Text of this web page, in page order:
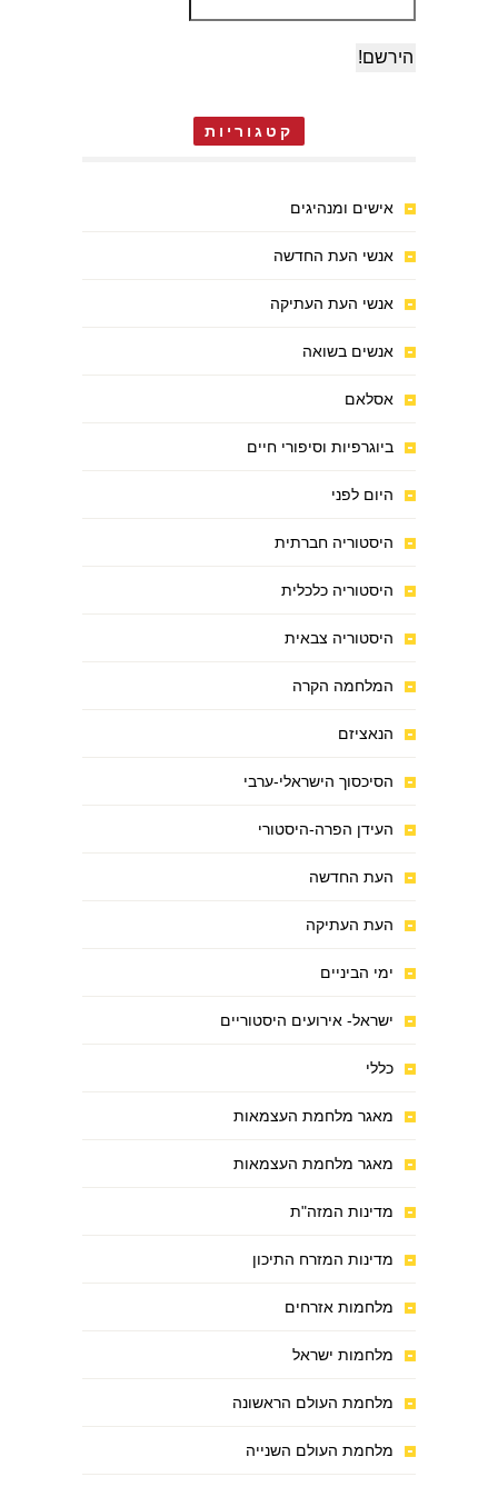
קטגוריות
אישים ומנהיגים
אנשי העת החדשה
אנשי העת העתיקה
אנשים בשואה
אסלאם
ביוגרפיות וסיפורי חיים
היום לפני
היסטוריה חברתית
היסטוריה כלכלית
היסטוריה צבאית
המלחמה הקרה
הנאציזם
הסיכסוך הישראלי-ערבי
העידן הפרה-היסטורי
העת החדשה
העת העתיקה
ימי הביניים
ישראל- אירועים היסטוריים
כללי
מאגר מלחמת העצמאות
מאגר מלחמת העצמאות
מדינות המזה"ת
מדינות המזרח התיכון
מלחמות אזרחים
מלחמות ישראל
מלחמת העולם הראשונה
מלחמת העולם השנייה